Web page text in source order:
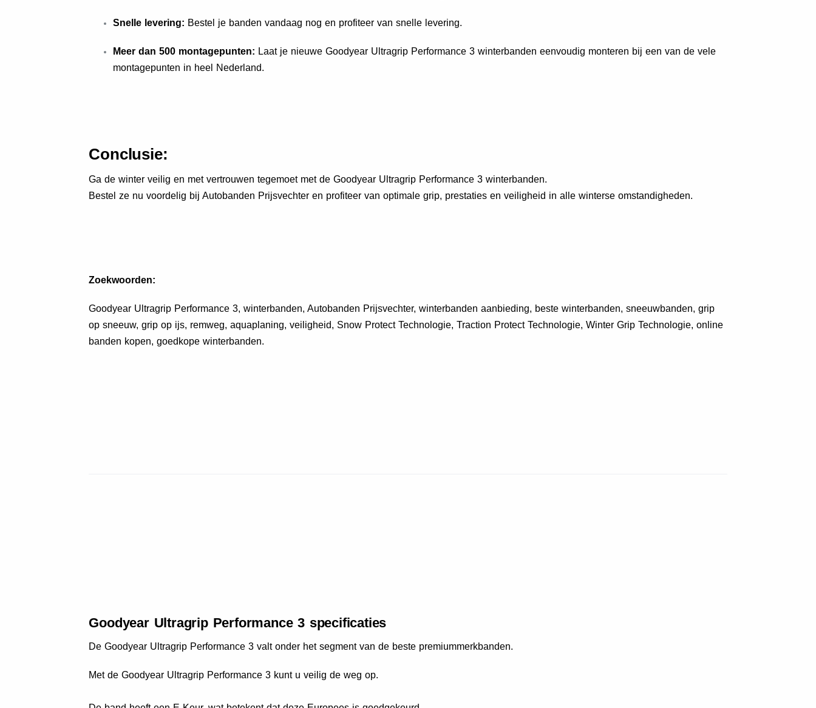
Snelle levering: Bestel je banden vandaag nog en profiteer van snelle levering.
Meer dan 500 montagepunten: Laat je nieuwe Goodyear Ultragrip Performance 3 winterbanden eenvoudig monteren bij een van de vele
montagepunten in heel Nederland.
Conclusie:
Ga de winter veilig en met vertrouwen tegemoet met de Goodyear Ultragrip Performance 3 winterbanden.
Bestel ze nu voordelig bij Autobanden Prijsvechter en profiteer van optimale grip, prestaties en veiligheid in alle winterse omstandigheden.
Zoekwoorden:
Goodyear Ultragrip Performance 3, winterbanden, Autobanden Prijsvechter, winterbanden aanbieding, beste winterbanden, sneeuwbanden, grip
op sneeuw, grip op ijs, remweg, aquaplaning, veiligheid, Snow Protect Technologie, Traction Protect Technologie, Winter Grip Technologie, online
banden kopen, goedkope winterbanden.
Goodyear Ultragrip Performance 3 specificaties
De Goodyear Ultragrip Performance 3 valt onder het segment van de beste premiummerkbanden.
Met de Goodyear Ultragrip Performance 3 kunt u veilig de weg op.